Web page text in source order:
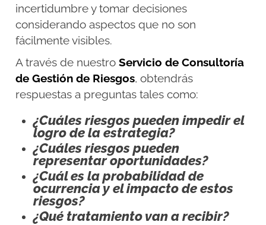
incertidumbre y tomar decisiones
considerando aspectos que no son
fácilmente visibles.
A través de nuestroServicio de Consultoría
de Gestión de Riesgos, obtendrás
respuestas a preguntas tales como:
¿Cuáles riesgos pueden impedir el
logro de la estrategia?
¿Cuáles riesgos pueden
representar oportunidades?
¿Cuál es la probabilidad de
ocurrencia y el impacto de estos
riesgos?
¿Qué tratamiento van a recibir?